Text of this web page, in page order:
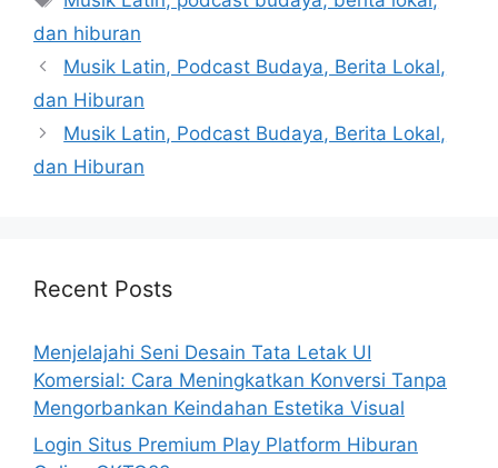
dan hiburan
Musik Latin, Podcast Budaya, Berita Lokal,
dan Hiburan
Musik Latin, Podcast Budaya, Berita Lokal,
dan Hiburan
Recent Posts
Menjelajahi Seni Desain Tata Letak UI
Komersial: Cara Meningkatkan Konversi Tanpa
Mengorbankan Keindahan Estetika Visual
Login Situs Premium Play Platform Hiburan